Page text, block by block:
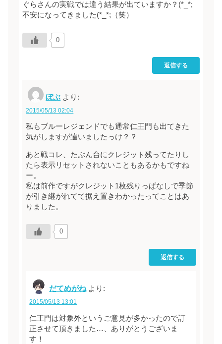
ぐらさんの実戦では違う結果が出ていますか？(*_*;
不安になってきました(*_*;（笑）
0
返信する
ぼぶ より:
2015/05/13 02:04
私もブルーレジェンドでも通常仁王門も出てきた
気がしますが違いましたっけ？？
あと戦コレ、たぶん台にクレジット残ってたりし
たら表示リセットされないこともあるかもですね
ー。
私は前作ですがクレジット1枚残りっぱなしで季節
が引き継がれてて据え置きわかったってことはあ
りました。
0
返信する
だてめがね より:
2015/05/13 13:01
仁王門は対象外というご意見が多かったので訂
正させて頂きました…、ありがとうございま
す！